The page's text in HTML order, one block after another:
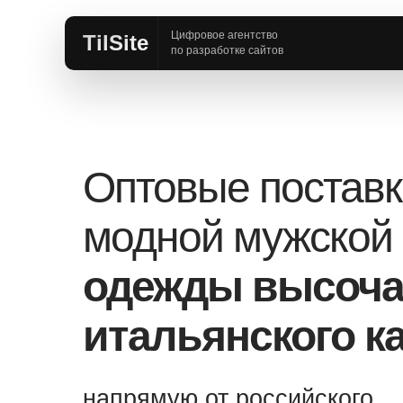
TilSite
Цифровое агентство
по разработке сайтов
Оптовые
модной мужской
одежды
итальянского
«PRODUCTION»